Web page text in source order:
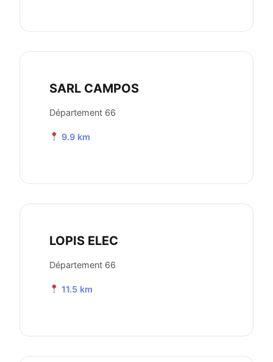
SARL CAMPOS
Département 66
9.9 km
LOPIS ELEC
Département 66
11.5 km